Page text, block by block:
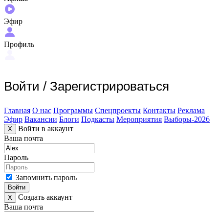
Эфир
Профиль
Войти / Зарегистрироваться
Главная О нас Программы Спецпроекты Контакты Реклама
Эфир Вакансии Блоги Подкасты Мероприятия Выборы-2026
X
Войти в аккаунт
Ваша почта
Пароль
Запомнить пароль
Войти
X
Создать аккаунт
Ваша почта